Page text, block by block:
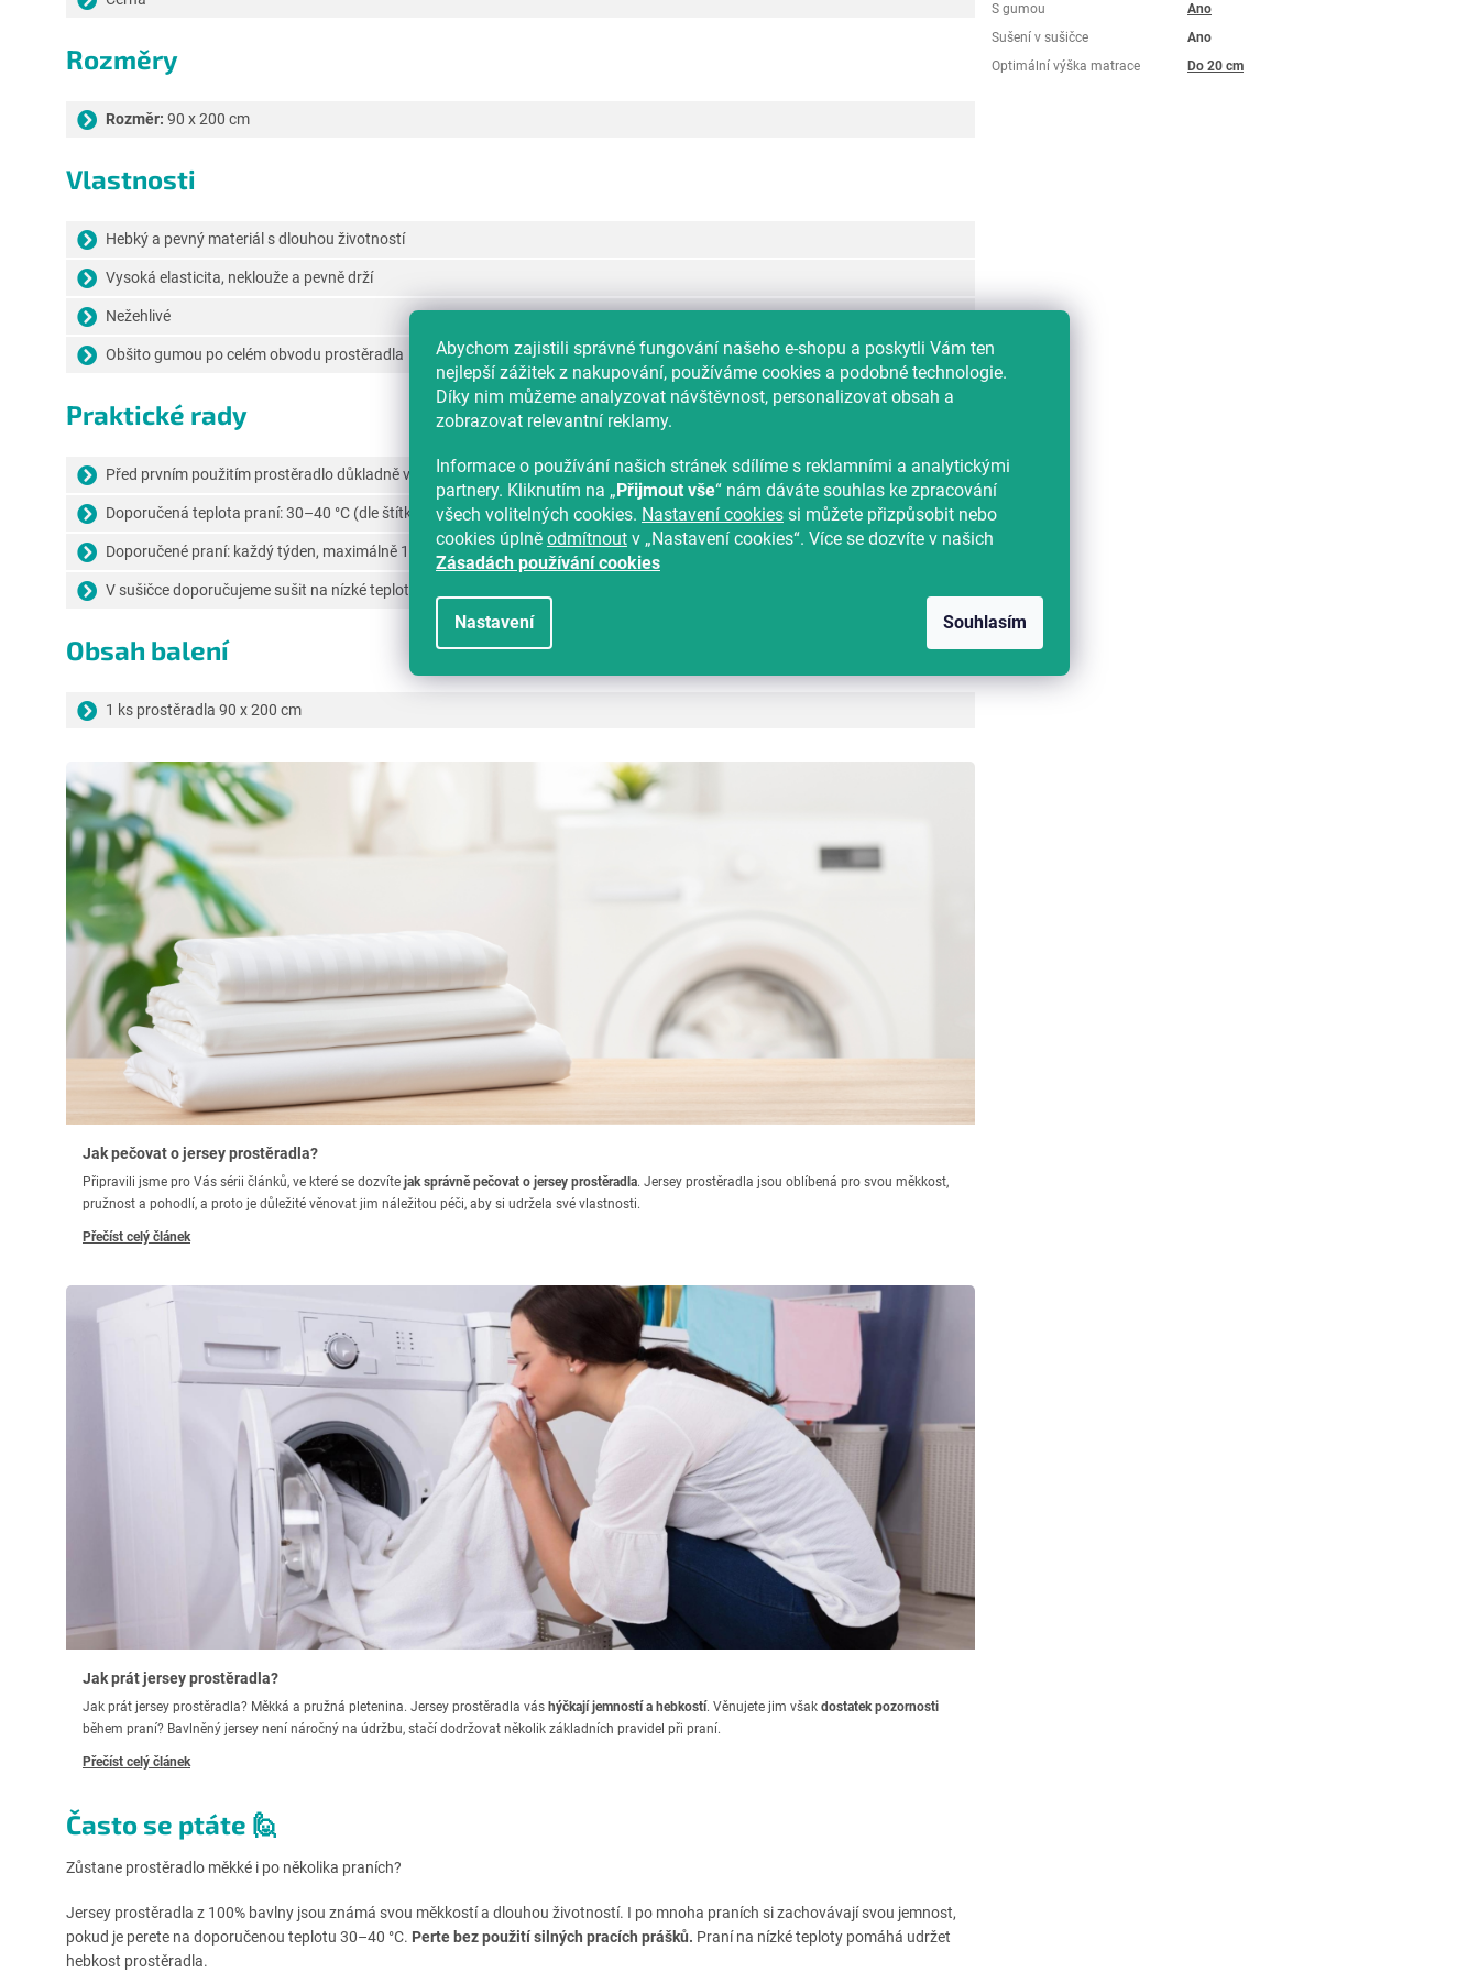
Abychom zajistili správné fungování našeho e-shopu a poskytli Vám ten
nejlepší zážitek z nakupování, používáme cookies a podobné technologie.
Díky nim můžeme analyzovat návštěvnost, personalizovat obsah a
zobrazovat relevantní reklamy.
Informace o používání našich stránek sdílíme s reklamními a analytickými
partnery. Kliknutím na „Přijmout vše“ nám dáváte souhlas ke zpracování
všech volitelných cookies. Nastavení cookies si můžete přizpůsobit nebo
cookies úplně odmítnout v „Nastavení cookies“. Více se dozvíte v našich
Zásadách používání cookies
Nastavení Souhlasím
Rozměry
Rozměr: 90 x 200 cm
Vlastnosti
Hebký a pevný materiál s dlouhou životností
Vysoká elasticita, neklouže a pevně drží
Nežehlivé
Obšito gumou po celém obvodu prostěradla
Praktické rady
Před prvním použitím prostěradlo důkladně vyperte
Doporučená teplota praní: 30–40 °C (dle štítku výrobce)
Doporučené praní: každý týden, maximálně 1x za 14 dní
V sušičce doporučujeme sušit na nízké teploty
Obsah balení
1 ks prostěradla 90 x 200 cm
Jak prát jersey prostěradla?
Jak prát jersey prostěradla? Měkká a pružná pletenina. Jersey prostěradla vás hýčkají jemností a hebkostí. Věnujete jim však dostatek pozornosti
během praní? Bavlněný jersey není náročný na údržbu, stačí dodržovat několik základních pravidel při praní.
Přečíst celý článek
Jak pečovat o jersey prostěradla?
Připravili jsme pro Vás sérii článků, ve které se dozvíte jak správně pečovat o jersey prostěradla. Jersey prostěradla jsou oblíbená pro svou měkkost,
pružnost a pohodlí, a proto je důležité věnovat jim náležitou péči, aby si udržela své vlastnosti.
Přečíst celý článek
Často se ptáte 🙋
Zůstane prostěradlo měkké i po několika praních?
Jersey prostěradla z 100% bavlny jsou známá svou měkkostí a dlouhou životností. I po mnoha praních si zachovávají svou jemnost,
pokud je perete na doporučenou teplotu 30–40 °C. Perte bez použití silných pracích prášků. Praní na nízké teploty pomáhá udržet
hebkost prostěradla.
S gumou
Ano
Sušení v sušičce
Ano
Optimální výška matrace
Do 20 cm